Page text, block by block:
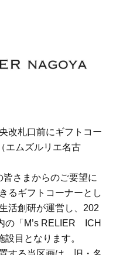
人気の40代髪型・ヘア
改札口前にギフトコー
エムズルリエ名古
皆さまからのご要望に
るギフトコーナーとし
活創研が運営し、202
の「M’s RELIER ICH
設目となります。